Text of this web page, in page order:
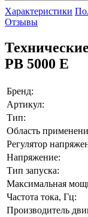
Характеристики
Отзывы
PB 5000 E
Бренд:
Артикул:
Тип:
Область
Регулятор
Напряжение:
Тип запуска:
Максимальная
Частота тока, Гц:
Производитель